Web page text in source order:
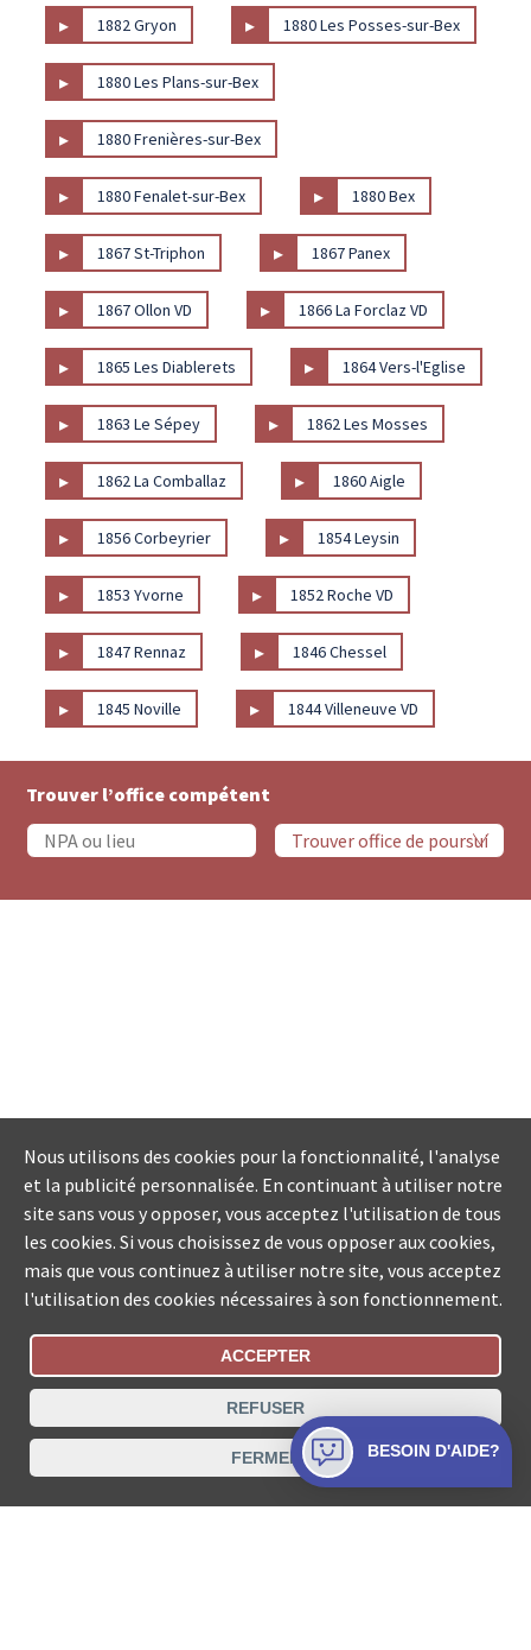
▸ 1882 Gryon ▸ 1880 Les Posses-sur-Bex
▸ 1880 Les Plans-sur-Bex
▸ 1880 Frenières-sur-Bex
▸ 1880 Fenalet-sur-Bex ▸ 1880 Bex
▸ 1867 St-Triphon ▸ 1867 Panex
▸ 1867 Ollon VD ▸ 1866 La Forclaz VD
▸ 1865 Les Diablerets ▸ 1864 Vers-l'Eglise
▸ 1863 Le Sépey ▸ 1862 Les Mosses
▸ 1862 La Comballaz ▸ 1860 Aigle
▸ 1856 Corbeyrier ▸ 1854 Leysin
▸ 1853 Yvorne ▸ 1852 Roche VD
▸ 1847 Rennaz ▸ 1846 Chessel
▸ 1845 Noville ▸ 1844 Villeneuve VD
Trouver l’office compétent
Statut De La Commande
Recherche des offices de Suisse
Protection des données Mentions légales
Conditions d’utilisation Contact
Nous utilisons des cookies pour la fonctionnalité, l'analyse
et la publicité personnalisée. En continuant à utiliser notre
site sans vous y opposer, vous acceptez l'utilisation de tous
les cookies. Si vous choisissez de vous opposer aux cookies,
mais que vous continuez à utiliser notre site, vous acceptez
l'utilisation des cookies nécessaires à son fonctionnement.
ACCEPTER
REFUSER
FERMER BESOIN D'AIDE?